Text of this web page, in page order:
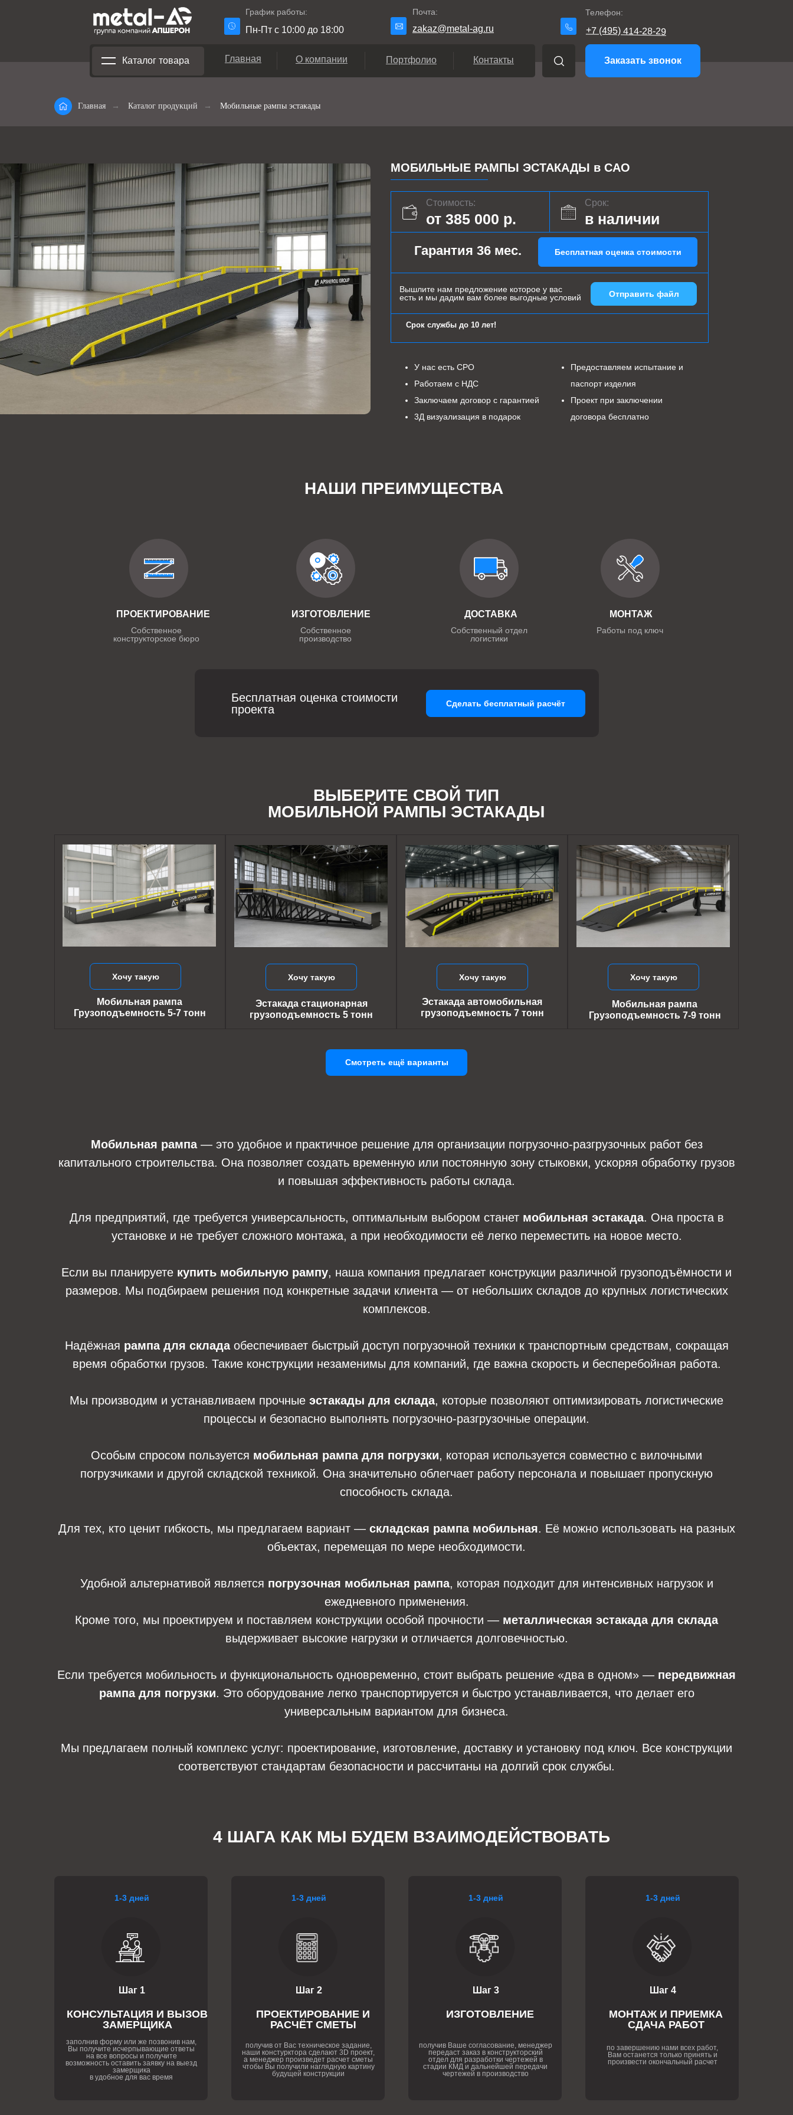
Телефон:
+7 (495) 414-28-29
Почта:
zakaz@metal-ag.ru
График работы:
Пн-Пт с 10:00 до 18:00
Каталог товара Контакты
Портфолио
О компании
Главная Заказать звонок
Главная → Каталог продукций → Мобильные рампы эстакады
МОБИЛЬНЫЕ РАМПЫ ЭСТАКАДЫ в САО
Срок:
в наличии
Стоимость:
от 385 000 р.
Гарантия 36 мес. Бесплатная оценка стоимости
Вышлите нам предложение которое у вас
есть и мы дадим вам более выгодные условий
Срок службы до 10 лет!
Предоставляем испытание и
паспорт изделия
Проект при заключении
договора бесплатно
У нас есть СРО
Работаем с НДС
Заключаем договор с гарантией
3Д визуализация в подарок
Отправить файл
НАШИ ПРЕИМУЩЕСТВА
ПРОЕКТИРОВАНИЕ
Собственное
конструкторское бюро
ИЗГОТОВЛЕНИЕ
Собственное
производство
ДОСТАВКА
Собственный отдел
логистики
МОНТАЖ
Работы под ключ
Бесплатная оценка стоимости
проекта
Сделать бесплатный расчёт
ВЫБЕРИТЕ СВОЙ ТИП
МОБИЛЬНОЙ РАМПЫ ЭСТАКАДЫ
Хочу такую
Мобильная рампа
Грузоподъемность 7-9 тонн
Хочу такую
Эстакада автомобильная
грузоподъемность 7 тонн
Хочу такую
Эстакада стационарная
грузоподъемность 5 тонн
Хочу такую
Мобильная рампа
Грузоподъемность 5-7 тонн
Смотреть ещё варианты
Мобильная рампа— это удобное и практичное решение для организации погрузочно-разгрузочных работ без
капитального строительства. Она позволяет создать временную или постоянную зону стыковки, ускоряя обработку грузов
и повышая эффективность работы склада.
Для предприятий, где требуется универсальность, оптимальным выбором станет мобильная эстакада. Она проста в
установке и не требует сложного монтажа, а при необходимости её легко переместить на новое место.
Если вы планируете купить мобильную рампу, наша компания предлагает конструкции различной грузоподъёмности и
размеров. Мы подбираем решения под конкретные задачи клиента — от небольших складов до крупных логистических
комплексов.
Надёжная рампа для складаобеспечивает быстрый доступ погрузочной техники к транспортным средствам, сокращая
время обработки грузов. Такие конструкции незаменимы для компаний, где важна скорость и бесперебойная работа.
Мы производим и устанавливаем прочные эстакады для склада, которые позволяют оптимизировать логистические
процессы и безопасно выполнять погрузочно-разгрузочные операции.
Особым спросом пользуется мобильная рампа для погрузки, которая используется совместно с вилочными
погрузчиками и другой складской техникой. Она значительно облегчает работу персонала и повышает пропускную
способность склада.
Для тех, кто ценит гибкость, мы предлагаем вариант — складская рампа мобильная. Её можно использовать на разных
объектах, перемещая по мере необходимости.
Удобной альтернативой является погрузочная мобильная рампа, которая подходит для интенсивных нагрузок и
ежедневного применения.
Кроме того, мы проектируем и поставляем конструкции особой прочности — металлическая эстакада для склада
выдерживает высокие нагрузки и отличается долговечностью.
Если требуется мобильность и функциональность одновременно, стоит выбрать решение «два в одном» — передвижная
рампа для погрузки. Это оборудование легко транспортируется и быстро устанавливается, что делает его
универсальным вариантом для бизнеса.
Мы предлагаем полный комплекс услуг: проектирование, изготовление, доставку и установку под ключ. Все конструкции
соответствуют стандартам безопасности и рассчитаны на долгий срок службы.
4 ШАГА КАК МЫ БУДЕМ ВЗАИМОДЕЙСТВОВАТЬ
1-3 дней
Шаг 4
МОНТАЖ И ПРИЕМКА
СДАЧА РАБОТ
по завершению нами всех работ,
Вам останется только принять и
произвести окончальный расчет
1-3 дней
Шаг 3
ИЗГОТОВЛЕНИЕ
получив Ваше согласование, менеджер
передаст заказ в конструкторский
отдел для разработки чертежей в
стадии КМД и дальнейшей передачи
чертежей в производство
1-3 дней
Шаг 2
ПРОЕКТИРОВАНИЕ И
РАСЧЁТ СМЕТЫ
получив от Вас техническое задание,
наши констурктора сделают 3D проект,
а менеджер произведет расчет сметы
чтобы Вы получили наглядную картину
будущей конструкции
1-3 дней
Шаг 1
КОНСУЛЬТАЦИЯ И ВЫЗОВ
ЗАМЕРЩИКА
заполнив форму или же позвонив нам,
Вы получите исчерпывающие ответы
на все вопросы и получите
возможность оставить заявку на выезд
замерщика
в удобное для вас время